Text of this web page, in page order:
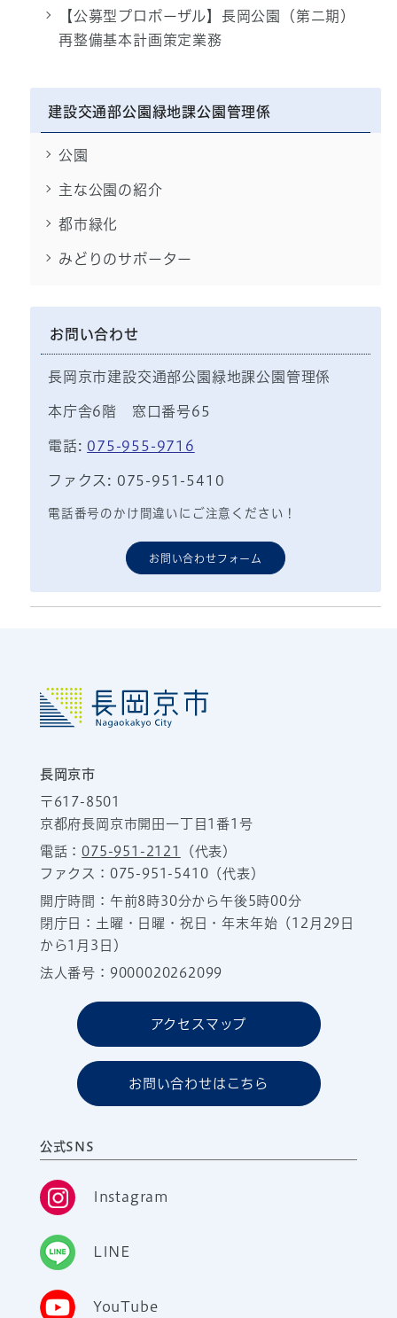
【公募型プロポーザル】長岡公園（第二期）
再整備基本計画策定業務
建設交通部公園緑地課公園管理係
公園
主な公園の紹介
都市緑化
みどりのサポーター
お問い合わせ
長岡京市建設交通部公園緑地課公園管理係
本庁舎6階 窓口番号65
電話: 075-955-9716
ファクス: 075-951-5410
電話番号のかけ間違いにご注意ください！
お問い合わせフォーム
長岡京市
〒617-8501
京都府長岡京市開田一丁目1番1号
電話：075-951-2121
（代表）
ファクス：075-951-5410（代表）
開庁時間：午前8時30分から午後5時00分
閉庁日：土曜・日曜・祝日・年末年始（12月29日
から1月3日）
法人番号：9000020262099
アクセスマップ
お問い合わせはこちら
公式SNS
Instagram
LINE
YouTube